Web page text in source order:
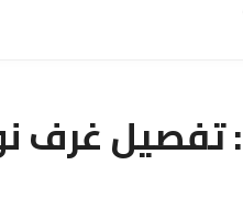
تفصيل غرف